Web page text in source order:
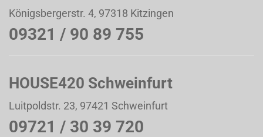
Königsbergerstr. 4, 97318 Kitzingen
09321 / 90 89 755
HOUSE420 Schweinfurt
Luitpoldstr. 23, 97421 Schweinfurt
09721 / 30 39 720